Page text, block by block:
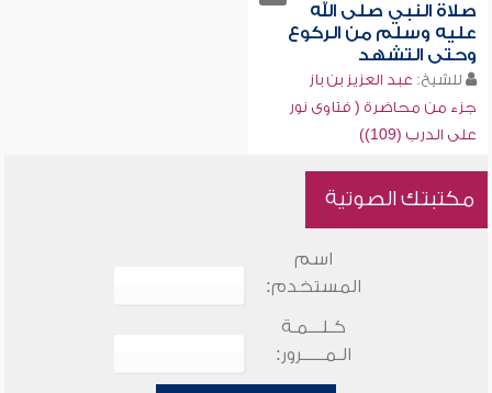
صلاة النبي صلى الله
عليه وسلم من الركوع
وحتى التشهد
للشيخ: عبد العزيز بن باز
جزء من محاضرة ( فتاوى نور
على الدرب (109))
مكتبتك الصوتية
اسم
المستخدم:
كـلـــمـة
الـمـــــرور: